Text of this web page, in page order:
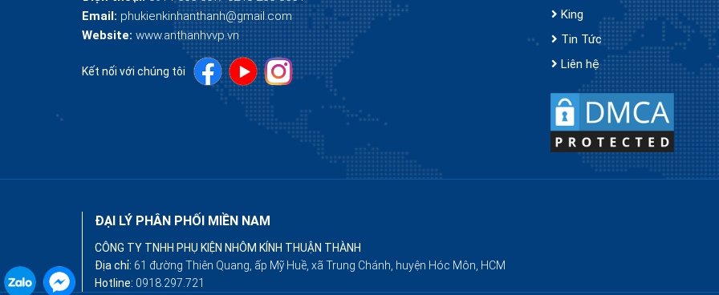
Email: phukienkinhanthanh@gmail.com
Website: www.anthanhvvp.vn
Kết nối với chúng tôi
King
Tin Tức
Liên hệ
ĐẠI LÝ PHÂN PHỐI MIỀN NAM
CÔNG TY TNHH PHỤ KIỆN NHÔM KÍNH THUẬN THÀNH
Địa chỉ: 61 đường Thiên Quang, ấp Mỹ Huề, xã Trung Chánh, huyện Hóc Môn, HCM
Hotline: 0918.297.721